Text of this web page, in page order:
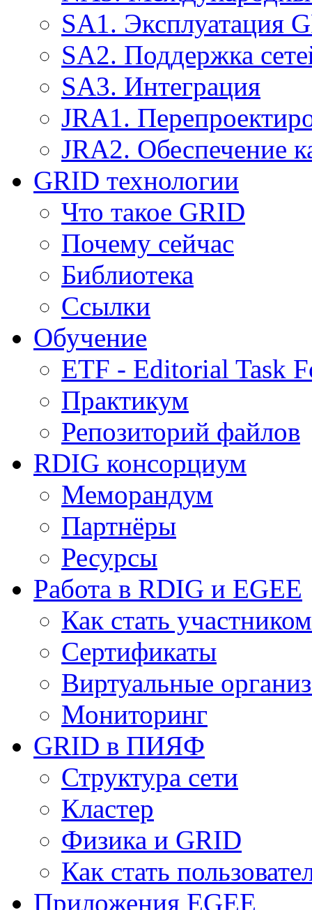
SA1. Эксплуатация
SA2. Поддержка
SA3. Интеграция
JRA1.
JRA2. Обеспечение
GRID технологии
Что такое GRID
Почему сейчас
Библиотека
Ссылки
Обучение
ETF - Editorial Task
Практикум
Репозиторий файлов
RDIG консорциум
Меморандум
Партнёры
Ресурсы
Работа в RDIG и EGEE
Как стать
Сертификаты
Виртуальные
Мониторинг
GRID в ПИЯФ
Структура сети
Кластер
Физика и GRID
Как стать
Приложения EGEE